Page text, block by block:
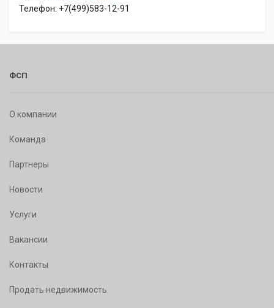
Телефон: +7(499)583-12-91
ФСП
О компании
Команда
Партнеры
Новости
Услуги
Вакансии
Контакты
Продать недвижимость